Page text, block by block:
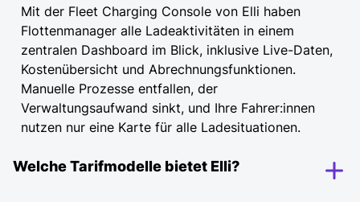
Bitte beachten Sie: Die Elli Fleet Charging Tarife
sind mit Wirkung zum01.09. zur Aktualisierung
vorgesehen. Eine detaillierte Übersicht der neuen
Tarife und Preise finden Sie imPreisblatt.
Weitere Informationen und Erläuterungen finden
Sie auf unsererFAQ-Seite zur Tarifanpassung
Mit der Fleet Charging Console von Elli haben
Flottenmanager alle Ladeaktivitäten in einem
zentralen Dashboard im Blick, inklusive Live-Daten,
Kostenübersicht und Abrechnungsfunktionen.
Manuelle Prozesse entfallen, der
Verwaltungsaufwand sinkt, und Ihre Fahrer:innen
nutzen nur eine Karte für alle Ladesituationen.
Welche Tarifmodelle bietet Elli?